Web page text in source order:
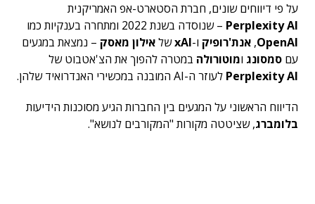
על פי דיווחים שונים, חברת הסטארט-אפ האמריקנית
Perplexity AI – שנוסדה בשנת 2022 ומתחרה בענקיות כמו
OpenAI
, אנת'רופיק ו-xAIשלאילון מאסק – נמצאת במגעים
עם סמסונג ומוטורולה במטרה להפוך את הצ'אטבוט של
Perplexity AI לעוזר ה-AI המובנה במכשירי האנדרואיד שלהן.
הדיווח הראשוני על המגעים בין החברות הגיע מסוכנות הידיעות
בלומברג, שציטטה מקורות "המקורבים לנושא".